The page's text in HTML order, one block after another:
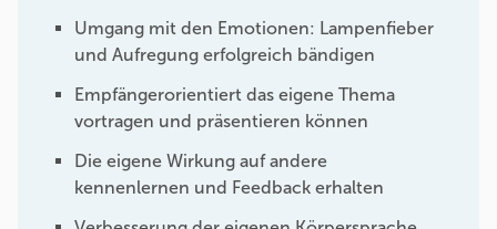
Umgang mit den Emotionen: Lampenfieber
und Aufregung erfolgreich bändigen
Empfängerorientiert das eigene Thema
vortragen und präsentieren können
Die eigene Wirkung auf andere
kennenlernen und Feedback erhalten